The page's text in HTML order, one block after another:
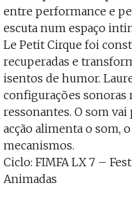
entre performance e
escuta num espaço
Le Petit Cirque foi
recuperadas e
isentos de humor.
configurações sonoras
ressonantes. O som vai
acção alimenta o som,
mecanismos.
Ciclo: FIMFA LX 7 –
Animadas